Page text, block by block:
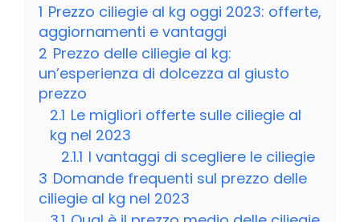
1 Prezzo ciliegie al kg oggi 2023: offerte,
aggiornamenti e vantaggi
2 Prezzo delle ciliegie al kg:
un’esperienza di dolcezza al giusto
prezzo
2.1 Le migliori offerte sulle ciliegie al
kg nel 2023
2.1.1 I vantaggi di scegliere le ciliegie
3 Domande frequenti sul prezzo delle
ciliegie al kg nel 2023